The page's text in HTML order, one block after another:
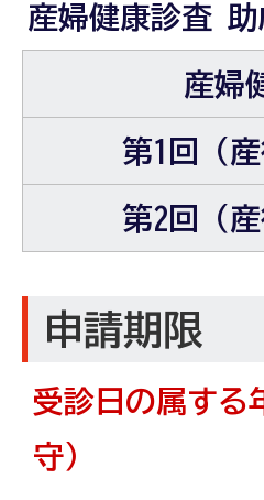
産婦健康診査
産婦
第1回（産
第2回（産
申請期限
受診日の属する
守）